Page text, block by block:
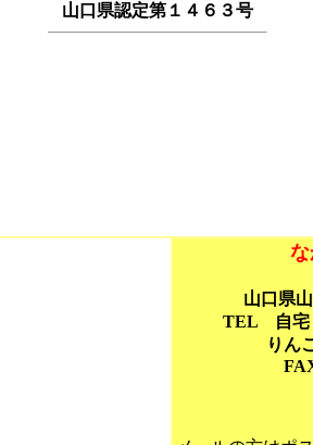
山口県認定第１４６３号
山口県
TEL 自
りん